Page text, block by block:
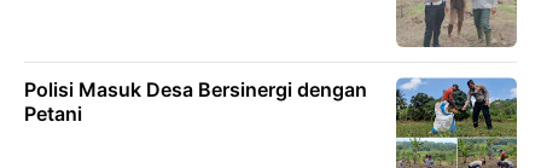
Polisi Masuk Desa Bersinergi dengan
Petani